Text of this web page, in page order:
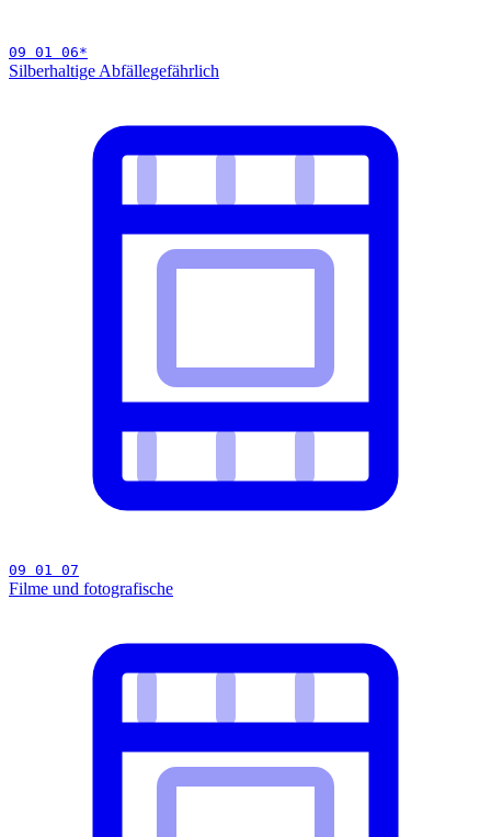
09 01 06*
Silberhaltige Abfällegefährlich
09 01 07
Filme und fotografische